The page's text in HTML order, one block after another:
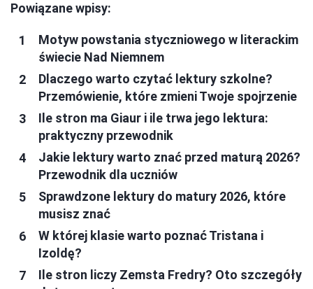
Powiązane wpisy:
Motyw powstania styczniowego w literackim
świecie Nad Niemnem
Dlaczego warto czytać lektury szkolne?
Przemówienie, które zmieni Twoje spojrzenie
Ile stron ma Giaur i ile trwa jego lektura:
praktyczny przewodnik
Jakie lektury warto znać przed maturą 2026?
Przewodnik dla uczniów
Sprawdzone lektury do matury 2026, które
musisz znać
W której klasie warto poznać Tristana i
Izoldę?
Ile stron liczy Zemsta Fredry? Oto szczegóły